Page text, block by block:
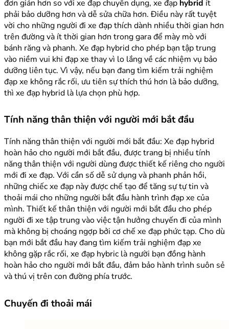
đơn giản hơn so với xe đạp chuyên dụng, xe đạp hybrid ít
phải bảo dưỡng hơn và dễ sửa chữa hơn. Điều này rất tuyệt
vời cho những người đi xe đạp thích dành nhiều thời gian hơn
trên đường và ít thời gian hơn trong gara để mày mò với
bánh răng và phanh. Xe đạp hybrid cho phép bạn tập trung
vào niềm vui khi đạp xe thay vì lo lắng về các nhiệm vụ bảo
dưỡng liên tục. Vì vậy, nếu bạn đang tìm kiếm trải nghiệm
đạp xe không rắc rối, ưu tiên sự thích thú hơn là bảo dưỡng,
thì xe đạp hybrid là lựa chọn phù hợp.
Tính năng thân thiện với người mới bắt đầu
Tính năng thân thiện với người mới bắt đầu: Xe đạp hybrid
hoàn hảo cho người mới bắt đầu, được trang bị nhiều tính
năng thân thiện với người dùng được thiết kế riêng cho người
mới đi xe đạp. Với cần số dễ sử dụng và phanh phản hồi,
những chiếc xe đạp này được chế tạo để tăng sự tự tin và
thoải mái cho những người bắt đầu hành trình đạp xe của
mình. Thiết kế thân thiện với người mới bắt đầu cho phép
người đi xe tập trung vào việc tận hưởng chuyến đi của mình
mà không bị choáng ngợp bởi cơ chế xe đạp phức tạp. Cho dù
bạn mới bắt đầu hay đang tìm kiếm trải nghiệm đạp xe
không gặp rắc rối, xe đạp hybric là người bạn đồng hành
hoàn hảo cho người mới bắt đầu, đảm bảo hành trình suôn sẻ
và thú vị trên con đường phía trước.
Chuyến đi thoải mái